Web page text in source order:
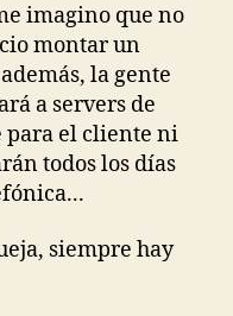
imagino que no
montar un
la gente
a servers de
para el cliente ni
todos los días
siempre hay